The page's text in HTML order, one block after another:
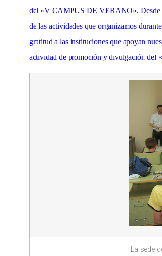
del «V CAMPUS DE VERANO». Desde
de las actividades que organizamos
gratitud a las instituciones que apoyan
actividad de promoción y divulgación del
La sede